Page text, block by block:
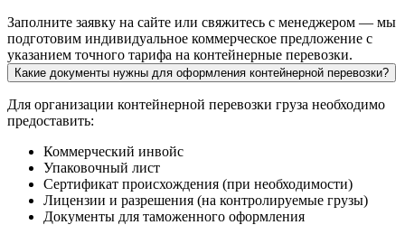
Заполните заявку на сайте или свяжитесь с менеджером — мы
подготовим индивидуальное коммерческое предложение с
указанием точного тарифа на контейнерные перевозки.
Какие документы нужны для оформления контейнерной перевозки?
Для организации контейнерной перевозки груза необходимо
предоставить:
Коммерческий инвойс
Упаковочный лист
Сертификат происхождения (при необходимости)
Лицензии и разрешения (на контролируемые грузы)
Документы для таможенного оформления